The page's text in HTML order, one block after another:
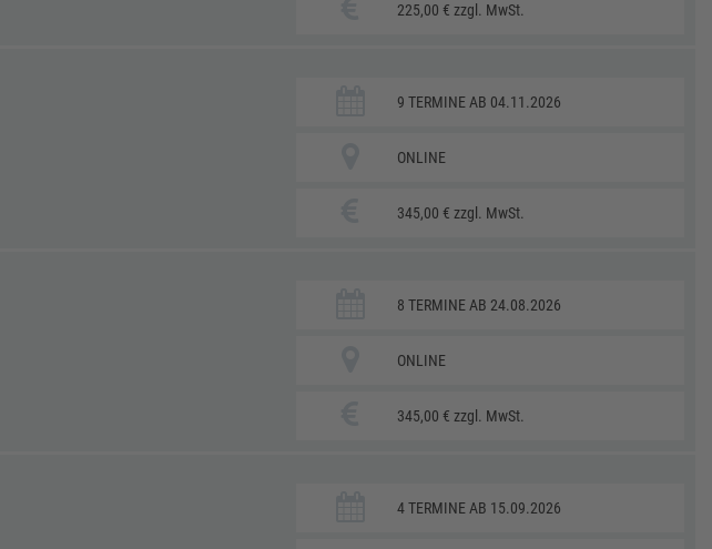
225,00 € zzgl. MwSt.
9 TERMINE AB 04.11.2026
ONLINE
345,00 € zzgl. MwSt.
8 TERMINE AB 24.08.2026
ONLINE
345,00 € zzgl. MwSt.
4 TERMINE AB 15.09.2026